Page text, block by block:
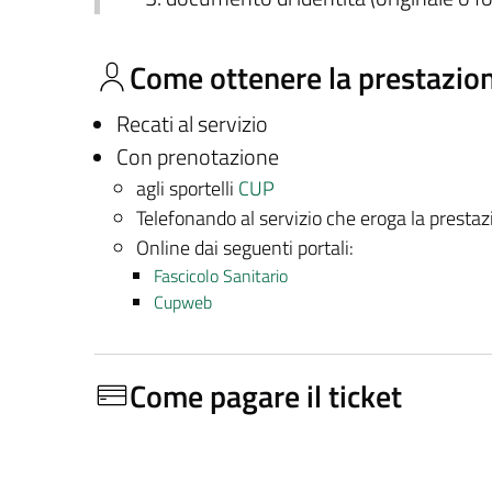
Come ottenere la
Recati al servizio
Con prenotazione
agli sportelli CUP
Telefonando al servizio che eroga la
Online dai seguenti portali:
Fascicolo Sanitario
Cupweb
Come pagare il ticket